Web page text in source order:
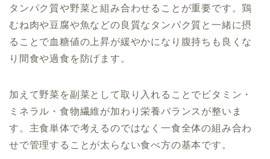
タンパク質や野菜と組み合わせることが重要です。鶏
むね肉や豆腐や魚などの良質なタンパク質と一緒に摂
ることで血糖値の上昇が緩やかになり腹持ちも良くな
り間食や過食を防げます。
加えて野菜を副菜として取り入れることでビタミン・
ミネラル・食物繊維が加わり栄養バランスが整いま
す。主食単体で考えるのではなく一食全体の組み合わ
せで管理することが太らない食べ方の基本です。